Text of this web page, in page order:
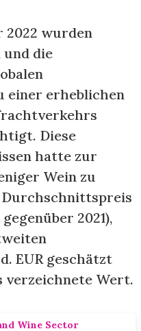
2022 wurden
die
einer erheblichen
Diese
hatte zur
Wein zu
2021),
EUR geschätzt
verzeichnete Wert.
Wine Sector